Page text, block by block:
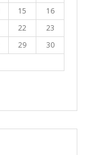
15
16
22
23
29
30